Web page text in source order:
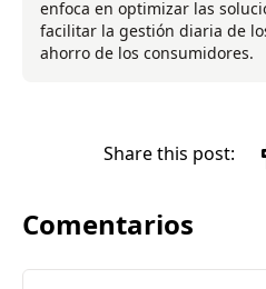
enfoca en optimizar las
facilitar la gestión diaria de
ahorro de los consumidores.
Share this post:
Comentarios